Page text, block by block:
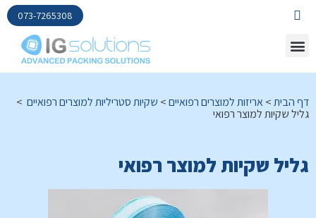
073-7265308
דף הבית>אריזות למוצרים רפואיים> שקיות סטריליות למוצרים רפואיים >
גליל שקיות למוצר רפואי
גליל שקיות למוצר רפואי